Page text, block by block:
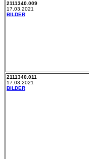
2111340.009
17.03.2021
BILDER
2111340.011
17.03.2021
BILDER